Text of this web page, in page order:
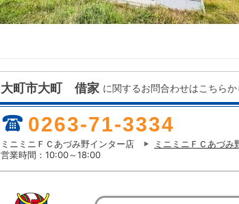
大町市大町 借家 に関するお問合わせはこちらか
0263-71-3334
ミニミニＦＣあづみ野インター店
ミニミニＦＣあづみ
営業時間：10:00～18:00